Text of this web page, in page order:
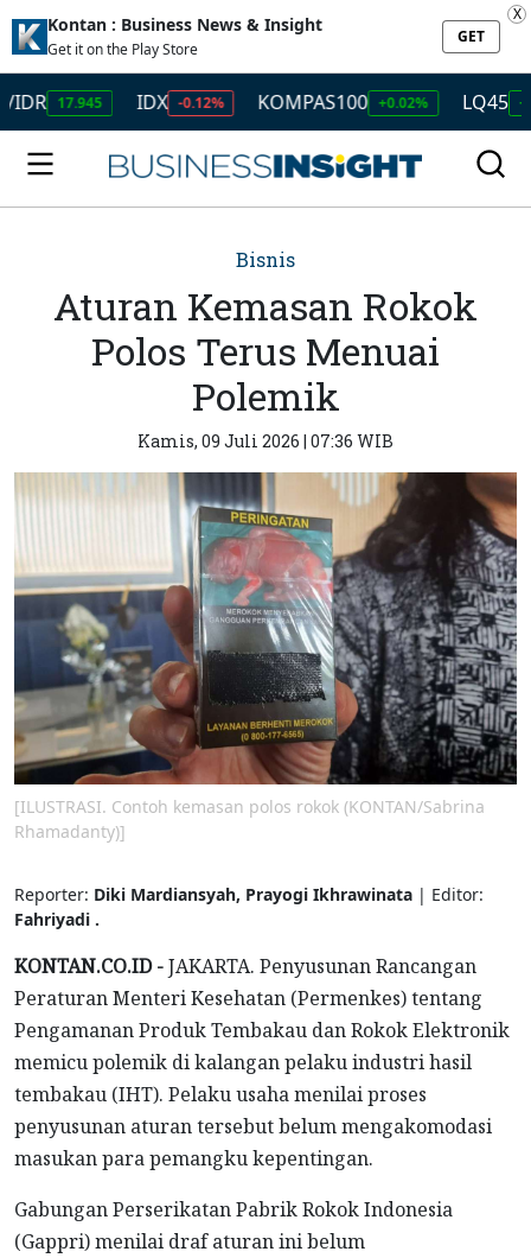
Kontan : Business News & Insight
Get it on the Play Store
GET
X
17.945 IDX -0.12% KOMPAS100 +0.02% LQ45 +0.01%
Bisnis
Aturan Kemasan Rokok
Polos Terus Menuai
Polemik
Kamis, 09 Juli 2026 | 07:36 WIB
[ILUSTRASI. Contoh kemasan polos rokok (KONTAN/Sabrina
Rhamadanty)]
Reporter: Diki Mardiansyah, Prayogi Ikhrawinata | Editor:
Fahriyadi .
KONTAN.CO.ID -JAKARTA. Penyusunan Rancangan
Peraturan Menteri Kesehatan (Permenkes) tentang
Pengamanan Produk Tembakau dan Rokok Elektronik
memicu polemik di kalangan pelaku industri hasil
tembakau (IHT). Pelaku usaha menilai proses
penyusunan aturan tersebut belum mengakomodasi
masukan para pemangku kepentingan.
Gabungan Perserikatan Pabrik Rokok Indonesia
(Gappri) menilai draf aturan ini belum